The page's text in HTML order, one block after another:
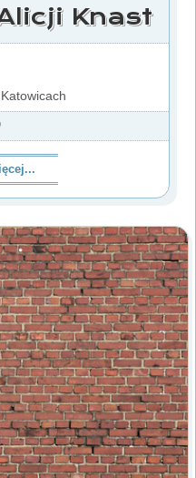
Knast